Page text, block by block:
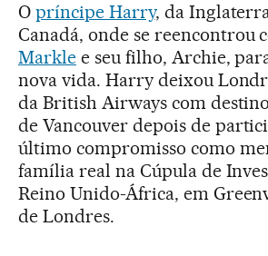
O príncipe Harry, da
Canadá, onde se reencontrou
Marklee seu filho, Archie,
nova vida. Harry deixou
da British Airways com
de Vancouver depois de
último compromisso como
família real na Cúpula de
Reino Unido-África, em
de Londres.